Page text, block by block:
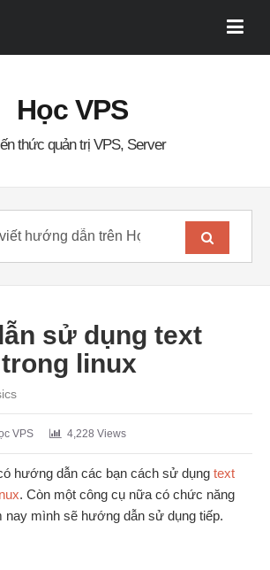
Học VPS
thức quản trị VPS, Server
sử dụng text
linux
VPS 4,228 Views
hướng dẫn các bạn cách sử dụng text
. Còn một công cụ nữa có chức năng
mình sẽ hướng dẫn sử dụng tiếp.